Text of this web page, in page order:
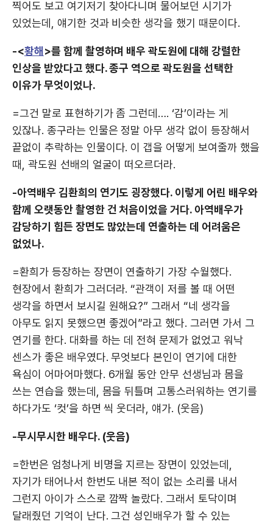
찍어도 보고 여기저기 찾아다니며 물어보던 시기가
있었는데, 얘기한 것과 비슷한 생각을 했기 때문이다.
-<황해 >를 함께 촬영하며 배우 곽도원에 대해 강렬한
인상을 받았다고 했다. 종구 역으로 곽도원을 선택한
이유가 무엇이었나.
=그건 말로 표현하기가 좀 그런데…. ‘감’이라는 게
있잖나. 종구라는 인물은 정말 아무 생각 없이 등장해서
끝없이 추락하는 인물이다. 이 갭을 어떻게 보여줄까 했을
때, 곽도원 선배의 얼굴이 떠오르더라.
-아역배우 김환희의 연기도 굉장했다. 이렇게 어린 배우와
함께 오랫동안 촬영한 건 처음이었을 거다. 아역배우가
감당하기 힘든 장면도 많았는데 연출하는 데 어려움은
없었나.
=환희가 등장하는 장면이 연출하기 가장 수월했다.
현장에서 환희가 그러더라. “관객이 저를 볼 때 어떤
생각을 하면서 보시길 원해요?” 그래서 “네 생각을
아무도 읽지 못했으면 좋겠어”라고 했다. 그러면 가서 그
연기를 한다. 대화를 하는 데 전혀 문제가 없었고 워낙
센스가 좋은 배우였다. 무엇보다 본인이 연기에 대한
욕심이 어마어마했다. 6개월 동안 안무 선생님과 몸을
쓰는 연습을 했는데, 몸을 뒤틀며 고통스러워하는 연기를
하다가도 ‘컷’을 하면 씩 웃더라, 얘가. (웃음)
-무시무시한 배우다. (웃음)
=한번은 엄청나게 비명을 지르는 장면이 있었는데,
자기가 태어나서 한번도 내본 적이 없는 소리를 내서
그런지 아이가 스스로 깜짝 놀랐다. 그래서 토닥이며
달래줬던 기억이 난다. 그건 성인배우가 할 수 있는